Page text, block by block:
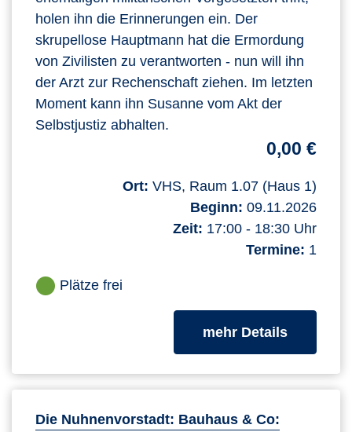
holen ihn die Erinnerungen ein. Der
skrupellose Hauptmann hat die Ermordung
von Zivilisten zu verantworten - nun will ihn
der Arzt zur Rechenschaft ziehen. Im letzten
Moment kann ihn Susanne vom Akt der
Selbstjustiz abhalten.
0,00 €
Ort: VHS, Raum 1.07 (Haus 1)
Beginn: 09.11.2026
Zeit: 17:00 - 18:30 Uhr
Termine: 1
Plätze frei
mehr Detailszum
Die Nuhnenvorstadt: Bauhaus & Co: